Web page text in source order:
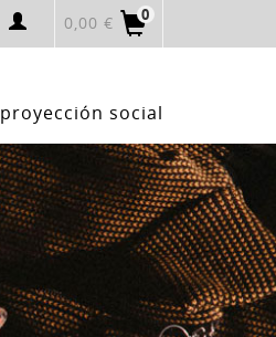
0
0,00 €
proyección social